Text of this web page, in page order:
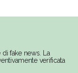
fake news. La
verificata